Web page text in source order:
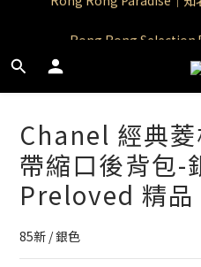
Rong Rong Selection
Rong Rong
Chanel 經典
帶縮口後背包-
Preloved 精品
85新 / 銀色